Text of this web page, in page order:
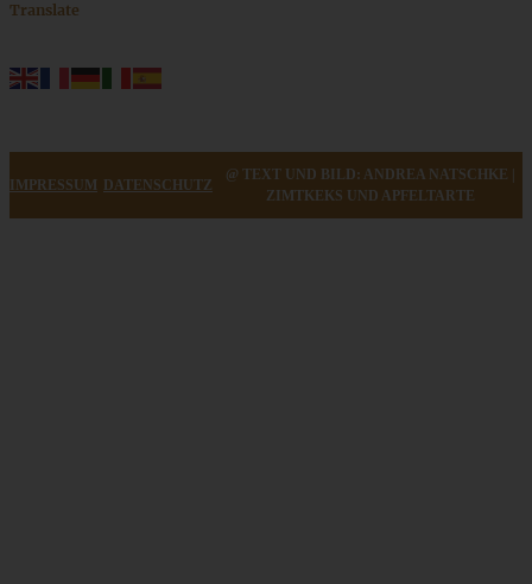
Translate
IMPRESSUM DATENSCHUTZ
@ TEXT UND BILD: ANDREA NATSCHKE |
ZIMTKEKS UND APFELTARTE